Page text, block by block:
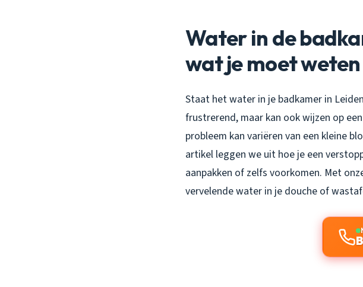
Water in de
wat je moet weten
Staat het water in je badkamer in
frustrerend, maar kan ook wijzen op een
probleem kan variëren van een kleine
artikel leggen we uit hoe je een
aanpakken of zelfs voorkomen. Met
vervelende water in je douche of